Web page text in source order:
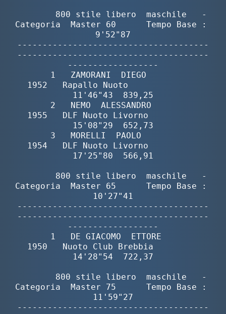
        800 stile libero  maschile   -
Categoria  Master 60      Tempo Base :
9'52"87
--------------------------------------
--------------------------------------
------------------
       1   ZAMORANI  DIEGO
1952   Rapallo Nuoto
11'46"43  839,25
       2   NEMO  ALESSANDRO
1955   DLF Nuoto Livorno
15'08"29  652,73
       3   MORELLI  PAOLO
1954   DLF Nuoto Livorno
17'25"80  566,91
        800 stile libero  maschile   -
Categoria  Master 65      Tempo Base :
10'27"41
--------------------------------------
--------------------------------------
------------------
       1   DE GIACOMO  ETTORE
1950   Nuoto Club Brebbia
14'28"54  722,37
        800 stile libero  maschile   -
Categoria  Master 75      Tempo Base :
11'59"27
--------------------------------------